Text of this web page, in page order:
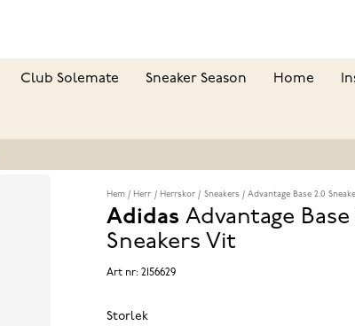
Club Solemate Sneaker Season Home
Hem Herr Herrskor Sneakers Advantage Base 2.0
Adidas Advantage Base
Sneakers Vit
Art nr: 2156629
Storlek